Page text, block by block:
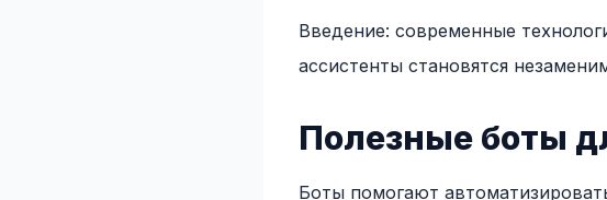
Введение: современные
ассистенты становятся
Полезные боты
Боты помогают